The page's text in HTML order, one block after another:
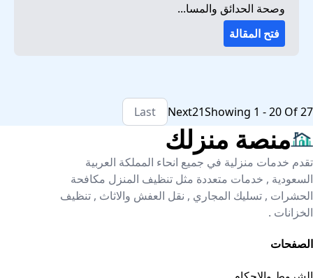
وصحة الحدائق والمسا...
فتح المقالة
Showing 1 - 20 Of 27
1
2
Next
Last
منصة منزلك
تقدم خدمات منزلية في جميع انحاء المملكة العربية
السعودية , خدمات متعددة مثل تنظيف المنزل مكافحة
الحشرات , تسليك المجاري , نقل العفش والاثاث , تنظيف
الخزانات .
الصفحات